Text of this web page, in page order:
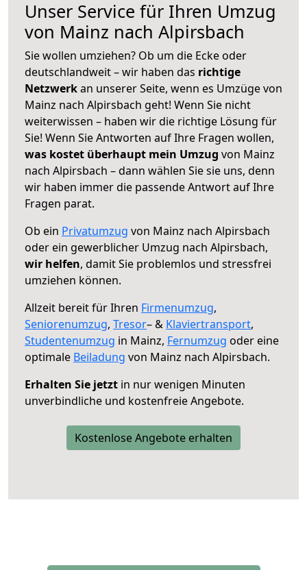
Unser Service für Ihren Umzug
von Mainz nach Alpirsbach
Sie wollen umziehen? Ob um die Ecke oder
deutschlandweit – wir haben das richtige
Netzwerkan unserer Seite, wenn es Umzüge von
Mainz nach Alpirsbach geht! Wenn Sie nicht
weiterwissen – haben wir die richtige Lösung für
Sie! Wenn Sie Antworten auf Ihre Fragen wollen,
was kostet überhaupt mein Umzug von Mainz
nach Alpirsbach – dann wählen Sie sie uns, denn
wir haben immer die passende Antwort auf Ihre
Fragen parat.
Ob ein Privatumzug von Mainz nach Alpirsbach
oder ein gewerblicher Umzug nach Alpirsbach,
wir helfen, damit Sie problemlos und stressfrei
umziehen können.
Allzeit bereit für Ihren Firmenumzug,
Seniorenumzug, Tresor– & Klaviertransport,
Studentenumzug in Mainz, Fernumzug oder eine
optimale Beiladung von Mainz nach Alpirsbach.
Erhalten Sie jetzt in nur wenigen Minuten
unverbindliche und kostenfreie Angebote.
Kostenlose Angebote erhalten